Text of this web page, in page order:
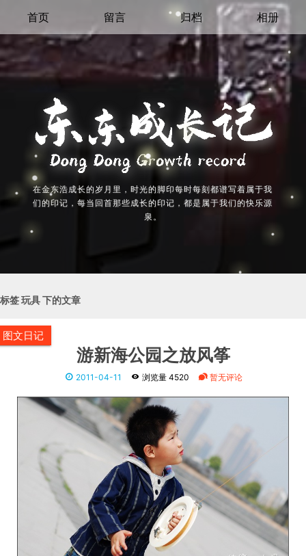
首页 留言 归档 相册
在金东浩成长的岁月里，时光的脚印每时每刻都谱写着属于我
们的印记，每当回首那些成长的印记，都是属于我们的快乐源
泉。
标签 玩具 下的文章
图文日记
游新海公园之放风筝
2011-04-11 浏览量 4520 暂无评论